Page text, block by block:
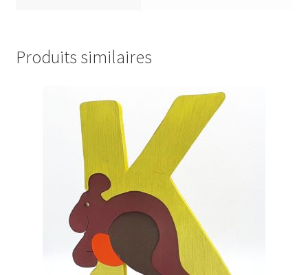
Produits similaires